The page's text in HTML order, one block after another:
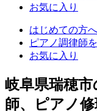
お気に入り
はじめての方へ
ピアノ調律師
お気に入り
岐阜県瑞穂
師、ピアノ